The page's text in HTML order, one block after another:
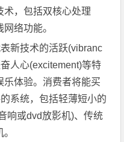
术，包括双核心处理
络功能。
新技术的活跃(vibranc
人心(excitement)等特
乐体验。消费者将能买
系统，包括轻薄短小的
响或dvd放影机)、传统